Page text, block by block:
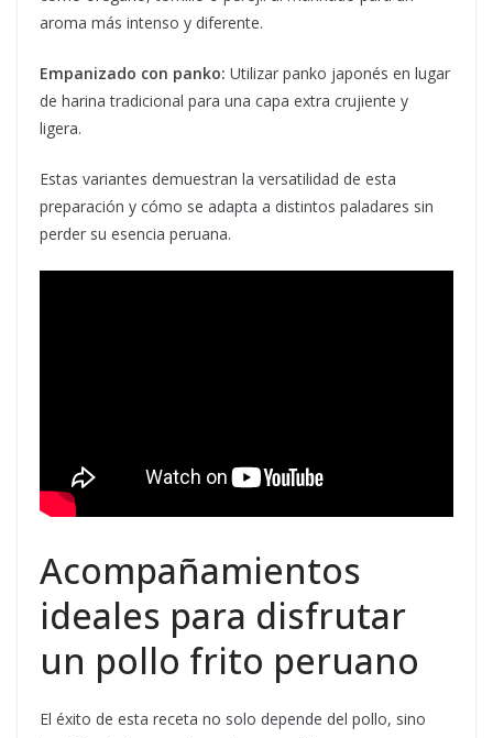
aroma más intenso y diferente.
Empanizado con panko: Utilizar panko japonés en lugar
de harina tradicional para una capa extra crujiente y
ligera.
Estas variantes demuestran la versatilidad de esta
preparación y cómo se adapta a distintos paladares sin
perder su esencia peruana.
Acompañamientos
ideales para disfrutar
un pollo frito peruano
El éxito de esta receta no solo depende del pollo, sino